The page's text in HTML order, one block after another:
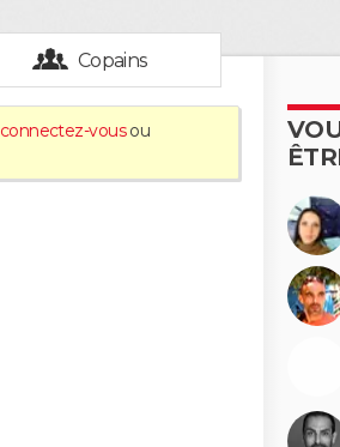
Copains
connectez-vousou